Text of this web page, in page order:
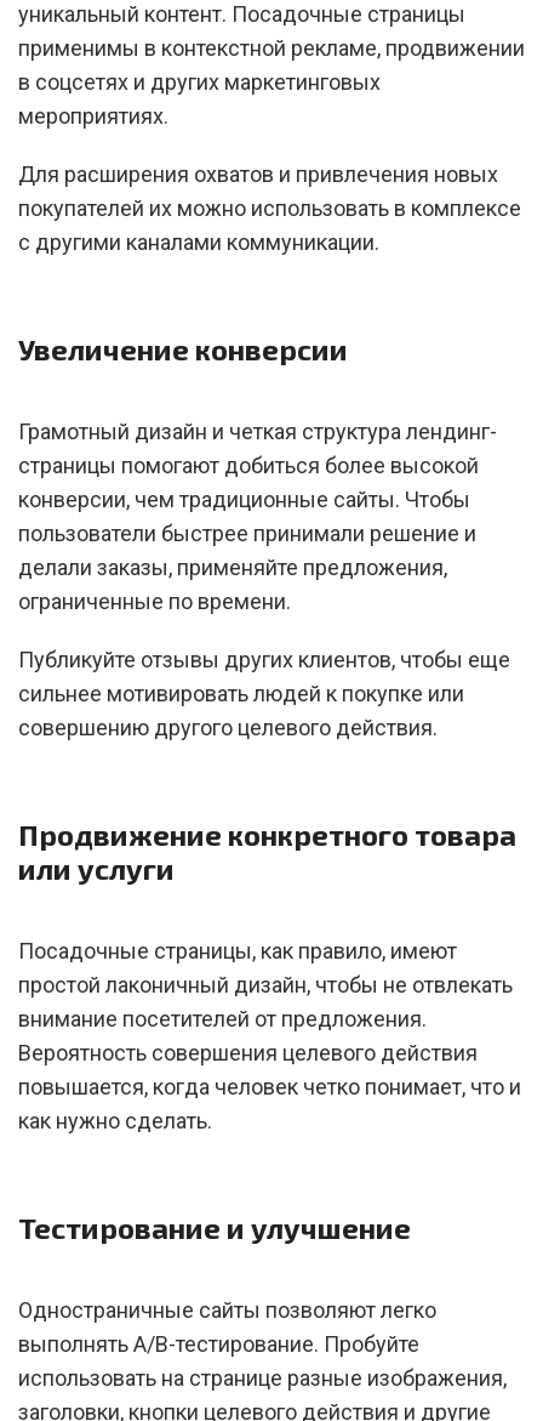
уникальный контент. Посадочные страницы
применимы в контекстной рекламе, продвижении
в соцсетях и других маркетинговых
мероприятиях.
Для расширения охватов и привлечения новых
покупателей их можно использовать в комплексе
с другими каналами коммуникации.
Увеличение конверсии
Грамотный дизайн и четкая структура лендинг-
страницы помогают добиться более высокой
конверсии, чем традиционные сайты. Чтобы
пользователи быстрее принимали решение и
делали заказы, применяйте предложения,
ограниченные по времени.
Публикуйте отзывы других клиентов, чтобы еще
сильнее мотивировать людей к покупке или
совершению другого целевого действия.
Продвижение конкретного товара
или услуги
Посадочные страницы, как правило, имеют
простой лаконичный дизайн, чтобы не отвлекать
внимание посетителей от предложения.
Вероятность совершения целевого действия
повышается, когда человек четко понимает, что и
как нужно сделать.
Тестирование и улучшение
Одностраничные сайты позволяют легко
выполнять А/В-тестирование. Пробуйте
использовать на странице разные изображения,
заголовки, кнопки целевого действия и другие